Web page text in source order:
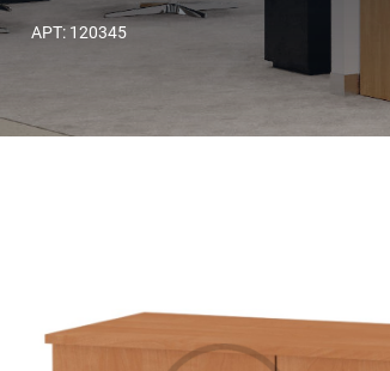
АРТ: 120345